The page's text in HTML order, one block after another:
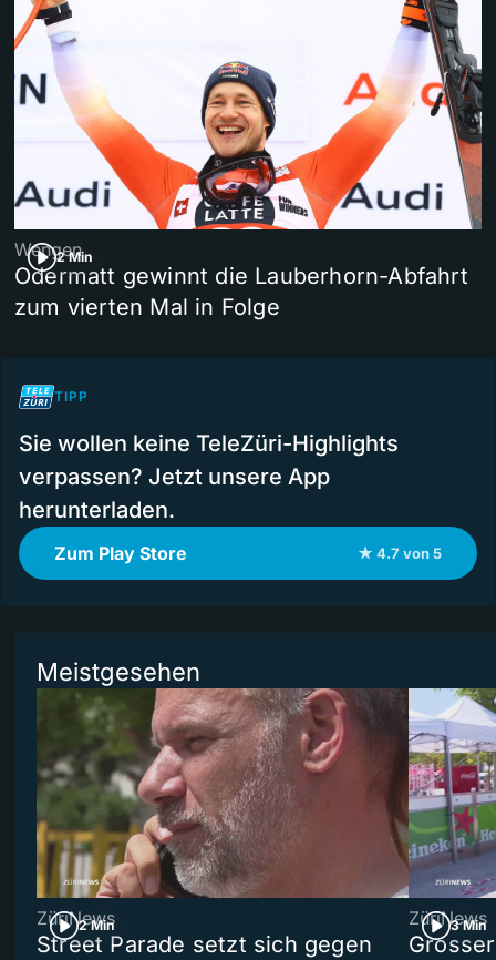
2 Min
Wengen
Odermatt gewinnt die Lauberhorn-Abfahrt
zum vierten Mal in Folge
TIPP
Sie wollen keine TeleZüri-Highlights
verpassen? Jetzt unsere App
herunterladen.
Zum Play Store ★ 4.7 von 5
Meistgesehen
2 Min
ZüriNews
Street Parade setzt sich gegen
3 Min
ZüriNews